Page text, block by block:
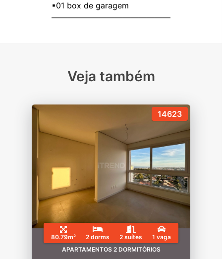
▪01 box de garagem
Veja também
14623
80.79m² 2 dorms 2 suítes
1 vaga
APARTAMENTOS 2 DORMITÓRIOS